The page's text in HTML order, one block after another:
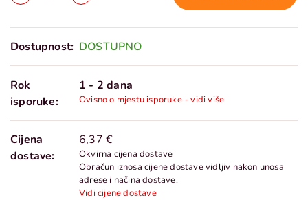
Dostupnost: DOSTUPNO
Rok
isporuke:
1 - 2 dana
Ovisno o mjestu isporuke - vidi više
Cijena
dostave:
6,37 €
Okvirna cijena dostave
Obračun iznosa cijene dostave vidljiv nakon unosa
adrese i načina dostave.
Vidi cijene dostave